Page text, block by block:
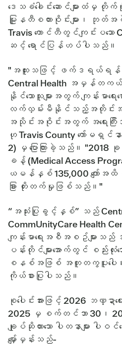
ဒေသခံခေါင်းဆောင်များထံ
မြူနတီစကားဝိုင်းများ၊ ဘုတ်အ
Travis ကောင်တီတွင်ကျင်းပသော
ဆင့် ရောင်ပြန်ဟပ်ပါသည်။
"အထူးသဖြင့် ဖက်ဒရယ်ရန်ပုံငွေဖ
Central Health အမှန်တက
နိုင်သောသူများအတွက် ကျန်းမာရေ
လက်လှမ်းမီနိုင်သည့်အတိုင်းအ
အသိုင်းအဝိုင်းအတွက် အရေး
ဟု Travis County ကော်မရှင်န
2) မှ ပြောကြားခဲ့သည်။
ခန့် (Medical Access
ယမန်နှစ် 135,000 ကျော်အထိ တို
ခြား တိုးတက်မှုဖြစ်သည်။"
“အသုံးပြုခွင့်နှစ်” သည်
CommUnityCare Health
ကျန်းမာရေးအစီအစဥ်မျ
ပန်းတိုင်များအောက်တွင် စည်းလုံး
စနစ်အဖြစ် အတူတကွပူးပေါင်
ကိုယ်စားပြုပါသည်။
စုပေါင်းအားဖြင့် 2026 ဘဏ္ဍာ
2025 မှ စက်တင်ဘာ 30၊
ချုပ်ဆိုထားသော ပါတနာများ ပါ
မျှော်မှန်းသည်-